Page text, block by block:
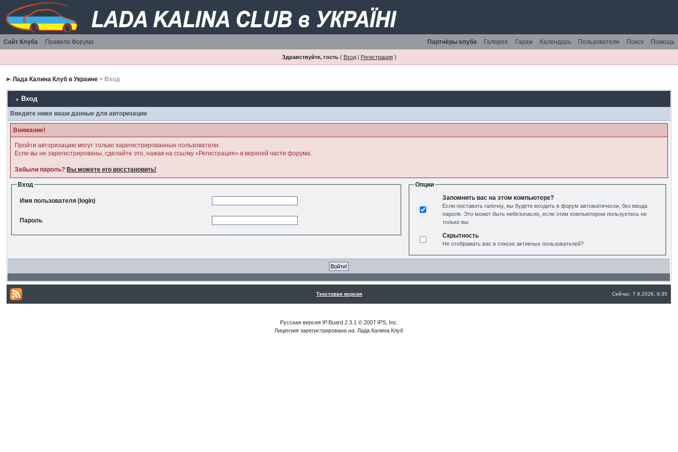
Сайт Клуба Правила Форума Помощь
Поиск
Пользователи
Календарь
Гараж
Галерея
Партнёры клуба
Здравствуйте, гость( Вход| Регистрация)
Лада Калина Клуб в Украине > Вход
Вход
Введите ниже ваши данные для авторизации
Внимание!
Пройти авторизацию могут только зарегистрированные пользователи.
Если вы не зарегистрированы, сделайте это, нажав на ссылку «Регистрация» в верхней части форума.
Забыли пароль? Вы можете его восстановить!
Вход
Имя пользователя (login)
Пароль
Опции
Запомнить вас на этом компьютере?
Если поставить галочку, вы будете входить в форум автоматически, без ввода
пароля. Это может быть небезопасно, если этим компьютером пользуетесь не
только вы.
Скрытность
Не отображать вас в списке активных пользователей?
Текстовая версия Сейчас: 7.8.2026, 6:35
Русская версия IP.Board 2.3.1 © 2007 IPS, Inc.
Лицензия зарегистрирована на: Лада Калина Клуб